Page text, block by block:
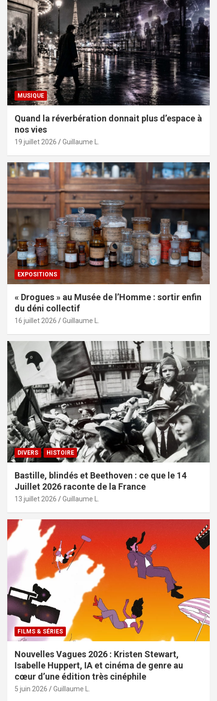
MUSIQUE
Quand la réverbération donnait plus d’espace à
nos vies
19 juillet 2026 Guillaume L.
EXPOSITIONS
« Drogues » au Musée de l’Homme : sortir enfin
du déni collectif
16 juillet 2026 Guillaume L.
DIVERS HISTOIRE
Bastille, blindés et Beethoven : ce que le 14
Juillet 2026 raconte de la France
13 juillet 2026 Guillaume L.
FILMS & SÉRIES
Nouvelles Vagues 2026 : Kristen Stewart,
Isabelle Huppert, IA et cinéma de genre au
cœur d’une édition très cinéphile
5 juin 2026 Guillaume L.